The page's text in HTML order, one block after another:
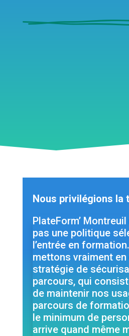
Nous privilégions la
PlateForm’
pas une politique
l’entrée en
mettons vraiment
stratégie de
parcours, qui
de maintenir nos
parcours de
le minimum de
arrive quand même